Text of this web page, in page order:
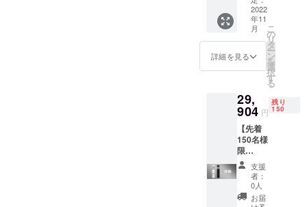
販売予
定価格
16,800
送料
込）の
料につ
いて】
商品代
金に
は、ご
自宅ま
での送
料も含
まれて
おりま
正規販
売価格
が販売
予定価
格より
いま
す。
他注意
事項】
※本プロ
ジェク
トを通
援購入
をいた
だき、
現在進
めてい
る環境
から量
産体制
を更に
整える
定価格
33,600
（税・
送料
込）の
22％OF
料につ
いて】
商品代
金に
は、ご
自宅ま
での送
料も含
まれて
おりま
2022
年11
月
詳細を見る
こ
の
リ
タ
ー
ン
を
選
択
す
る
29,
904 円
残り
150
【先着
150名様
限
定！】
「Cyclo
F35」 2
支援
者：
0人
お届